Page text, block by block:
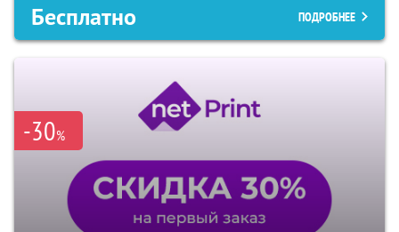
Бесплатно ПОДРОБНЕЕ
-30%